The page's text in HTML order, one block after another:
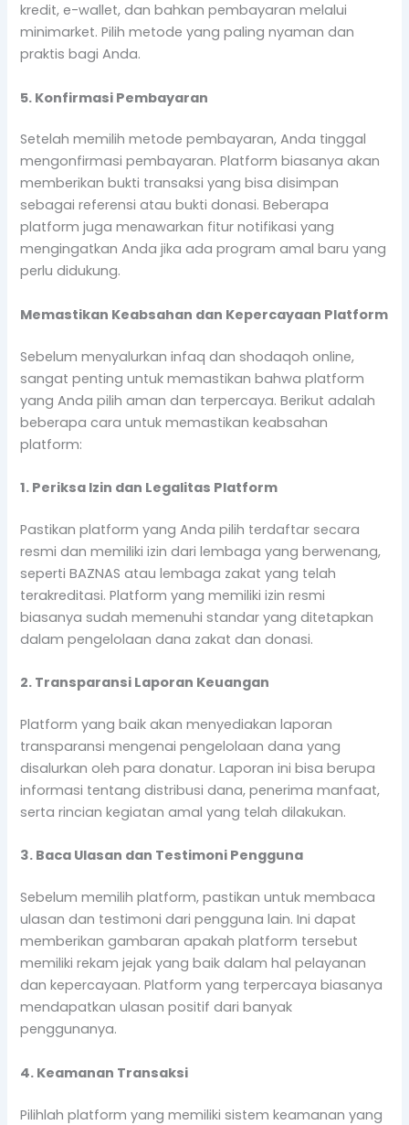
kredit, e-wallet, dan bahkan pembayaran melalui
minimarket. Pilih metode yang paling nyaman dan
praktis bagi Anda.
5. Konfirmasi Pembayaran
Setelah memilih metode pembayaran, Anda tinggal
mengonfirmasi pembayaran. Platform biasanya akan
memberikan bukti transaksi yang bisa disimpan
sebagai referensi atau bukti donasi. Beberapa
platform juga menawarkan fitur notifikasi yang
mengingatkan Anda jika ada program amal baru yang
perlu didukung.
Memastikan Keabsahan dan Kepercayaan Platform
Sebelum menyalurkan infaq dan shodaqoh online,
sangat penting untuk memastikan bahwa platform
yang Anda pilih aman dan terpercaya. Berikut adalah
beberapa cara untuk memastikan keabsahan
platform:
1. Periksa Izin dan Legalitas Platform
Pastikan platform yang Anda pilih terdaftar secara
resmi dan memiliki izin dari lembaga yang berwenang,
seperti BAZNAS atau lembaga zakat yang telah
terakreditasi. Platform yang memiliki izin resmi
biasanya sudah memenuhi standar yang ditetapkan
dalam pengelolaan dana zakat dan donasi.
2. Transparansi Laporan Keuangan
Platform yang baik akan menyediakan laporan
transparansi mengenai pengelolaan dana yang
disalurkan oleh para donatur. Laporan ini bisa berupa
informasi tentang distribusi dana, penerima manfaat,
serta rincian kegiatan amal yang telah dilakukan.
3. Baca Ulasan dan Testimoni Pengguna
Sebelum memilih platform, pastikan untuk membaca
ulasan dan testimoni dari pengguna lain. Ini dapat
memberikan gambaran apakah platform tersebut
memiliki rekam jejak yang baik dalam hal pelayanan
dan kepercayaan. Platform yang terpercaya biasanya
mendapatkan ulasan positif dari banyak
penggunanya.
4. Keamanan Transaksi
Pilihlah platform yang memiliki sistem keamanan yang